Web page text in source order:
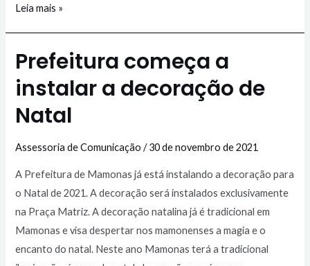
Leia mais »
Prefeitura começa a
instalar a decoração de
Natal
Assessoria de Comunicação /30 de novembro de 2021
A Prefeitura de Mamonas já está instalando a decoração para
o Natal de 2021. A decoração será instalados exclusivamente
na Praça Matriz. A decoração natalina já é tradicional em
Mamonas e visa despertar nos mamonenses a magia e o
encanto do natal. Neste ano Mamonas terá a tradicional